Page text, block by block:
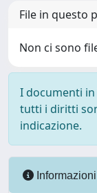
File in questo
Non ci sono
I documenti
tutti i diritti
indicazione.
Informazioni